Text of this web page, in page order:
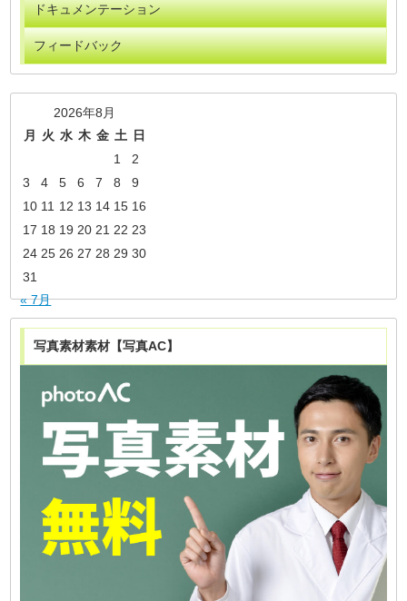
ドキュメンテーション
フィードバック
2026年8月
月
火 水 木 金 土
日
1
2
3
4 5 6 7 8
9
10 11 12 13 14 15 16
17 18 19 20 21 22 23
24 25 26 27 28 29 30
31
« 7月
写真素材素材【写真AC】